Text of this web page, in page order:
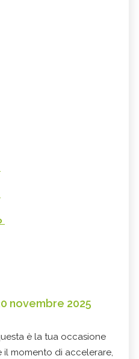
novembre 2025
è la tua occasione
il momento di accelerare,